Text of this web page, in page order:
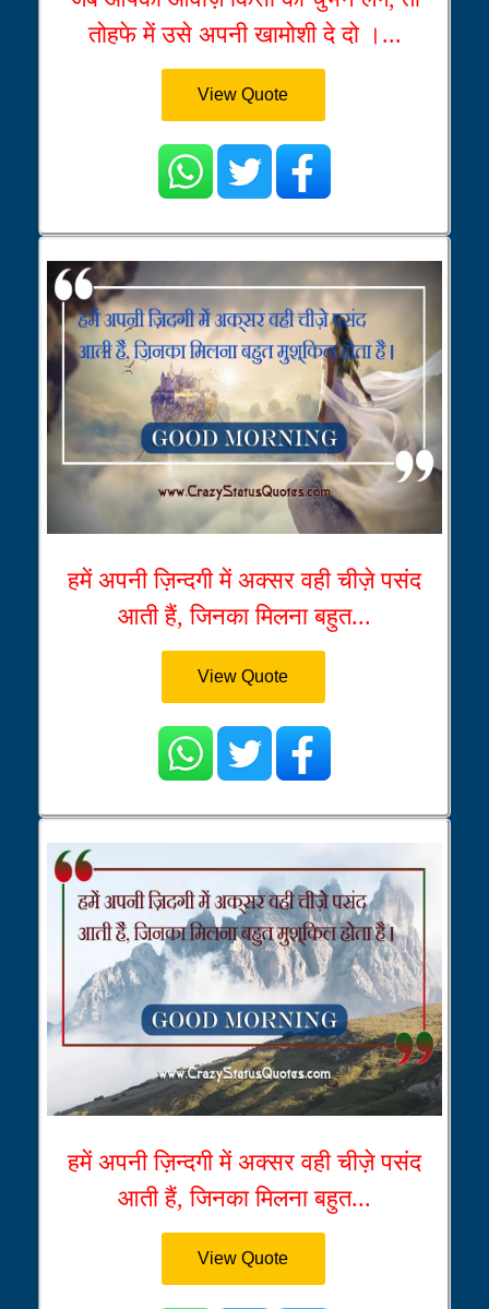
तोहफे में उसे अपनी खामोशी दे दो ।...
View Quote
हमें अपनी ज़िन्दगी में अक्सर वही चीज़े पसंद
आती हैं, जिनका मिलना बहुत...
View Quote
हमें अपनी ज़िन्दगी में अक्सर वही चीज़े पसंद
आती हैं, जिनका मिलना बहुत...
View Quote